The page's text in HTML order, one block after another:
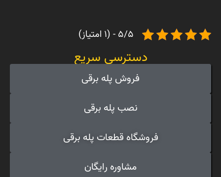
5/5 - (1 امتیاز)
دسترسی سریع
فروش پله برقی
نصب پله برقی
فروشگاه قطعات پله برقی
مشاوره رایگان